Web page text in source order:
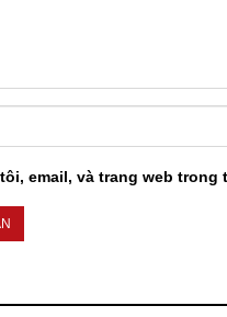
email, và trang web